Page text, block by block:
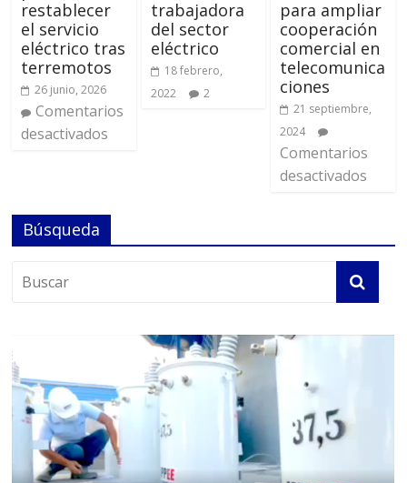
restablecer
el servicio
eléctrico tras
terremotos
26 junio, 2026
Comentarios
desactivados
trabajadora
del sector
eléctrico
18 febrero,
2022
2
para ampliar
cooperación
comercial en
telecomunica
ciones
21 septiembre,
2024
Comentarios
desactivados
Búsqueda